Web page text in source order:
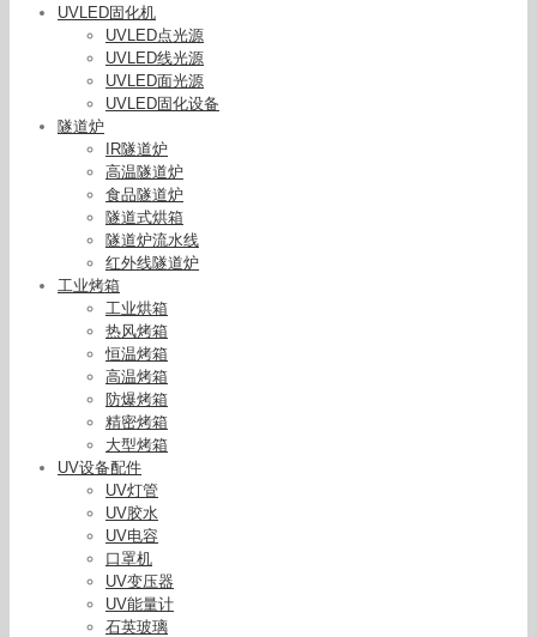
UVLED固化机
UVLED点光源
UVLED线光源
UVLED面光源
UVLED固化设备
隧道炉
IR隧道炉
高温隧道炉
食品隧道炉
隧道式烘箱
隧道炉流水线
红外线隧道炉
工业烤箱
工业烘箱
热风烤箱
恒温烤箱
高温烤箱
防爆烤箱
精密烤箱
大型烤箱
UV设备配件
UV灯管
UV胶水
UV电容
口罩机
UV变压器
UV能量计
石英玻璃